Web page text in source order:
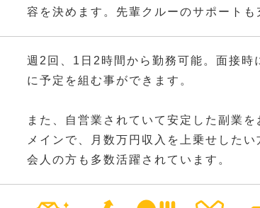
容を決めます。先輩クルーのサポート
週2回、1日2時間から勤務可能。面接時
に予定を組む事ができます。
また、自営業されていて安定した副業
メインで、月数万円収入を上乗せした
会人の方も多数活躍されています。